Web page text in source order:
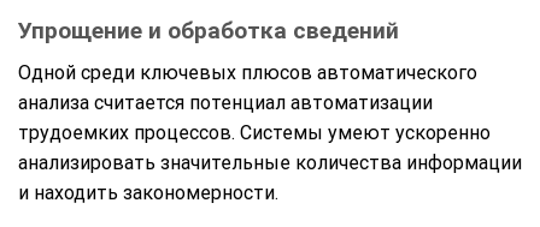
Упрощение и обработка сведений
Одной среди ключевых плюсов автоматического
анализа считается потенциал автоматизации
трудоемких процессов. Системы умеют ускоренно
анализировать значительные количества информации
и находить закономерности.